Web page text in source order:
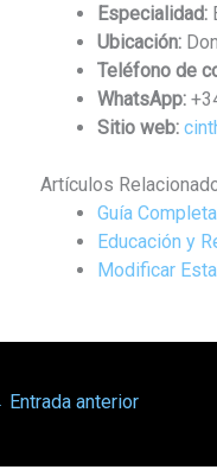
Especialidad:
Ubicación:
Teléfono de
WhatsApp:
Sitio web:
Artículos
Guía
Educación y
Modificar
Entrada anterior